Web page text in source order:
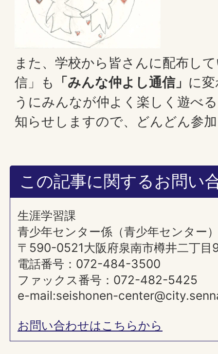
また、学校から皆さんに配布し
信」も
「みんな仲よし通信」 に
うにみんなが仲よく楽しく遊べ
知らせしますので、どんどん参
この記事に関するお問い
生涯学習課
青少年センター係（青少年センター
〒590-0521大阪府泉南市樽井二丁目
電話番号：072-484-3500
ファックス番号：072-482-5425
e-mail:seishonen-
お問い合わせはこちらから